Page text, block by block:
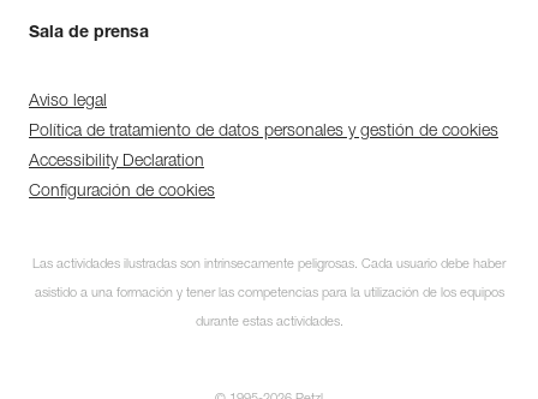
Sala de prensa
Aviso legal
Política de tratamiento de datos personales y gestión de cookies
Accessibility Declaration
Configuración de cookies
Las actividades ilustradas son intrínsecamente peligrosas. Cada usuario debe haber
asistido a una formación y tener las competencias para la utilización de los equipos
durante estas actividades.